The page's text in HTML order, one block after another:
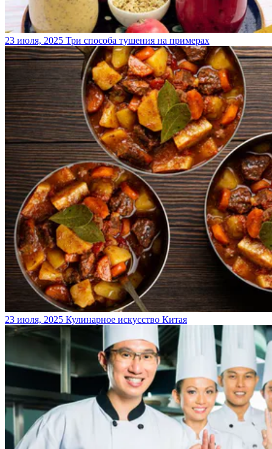
23 июля, 2025 Три способа тушения на примерах
23 июля, 2025 Кулинарное искусство Китая